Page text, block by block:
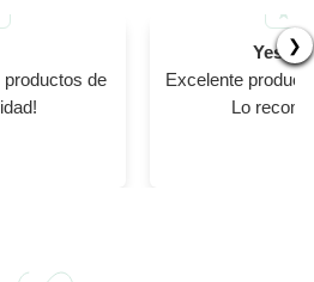
❯
de
Yesika
Excelente
Lo